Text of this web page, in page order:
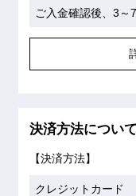
ご入金確認後、3～
決済方法について
【決済方法】
クレジットカード